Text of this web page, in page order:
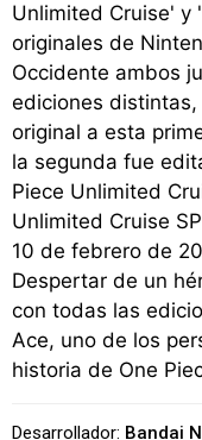
Unlimited Cruise' y
originales de
Occidente ambos
ediciones
original a esta
la segunda fue
Piece Unlimited
Unlimited Cruise
10 de febrero de
Despertar de un
con todas las
Ace, uno de los
historia de One
Desarrollador: Bandai